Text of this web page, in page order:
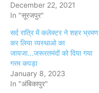
December 22, 2021
In "सूरजपुर"
सर्द रात्रि में कलेक्टर ने शहर भ्रमण
कर लिया व्यस्थाओ का
जायजा...जरूरतमंदों को दिया गया
गरम कपड़ा
January 8, 2023
In "अंबिकापुर"